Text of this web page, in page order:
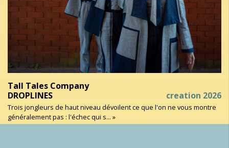
Tall Tales Company
DROPLINES
creation 2026
Trois jongleurs de haut niveau dévoilent ce que l'on ne vous montre
généralement pas : l'échec qui s... »